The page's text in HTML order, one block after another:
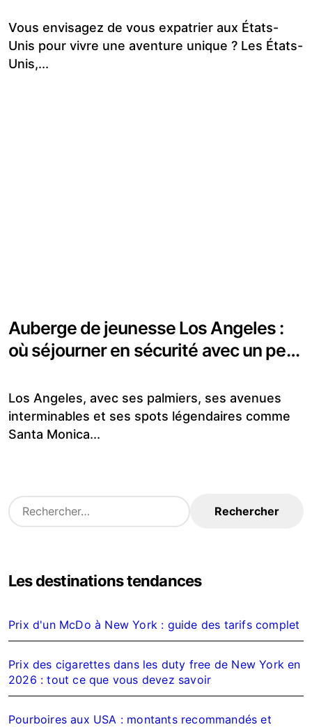
Vous envisagez de vous expatrier aux États-
Unis pour vivre une aventure unique ? Les États-
Unis,...
Auberge de jeunesse Los Angeles :
où séjourner en sécurité avec un petit
Los Angeles, avec ses palmiers, ses avenues
interminables et ses spots légendaires comme
Santa Monica...
R
e
r
e
r
:
Les destinations tendances
Prix d'un McDo à New York : guide des tarifs complet
Prix des cigarettes dans les duty free de New York en
2026 : tout ce que vous devez savoir
Pourboires aux USA : montants recommandés et